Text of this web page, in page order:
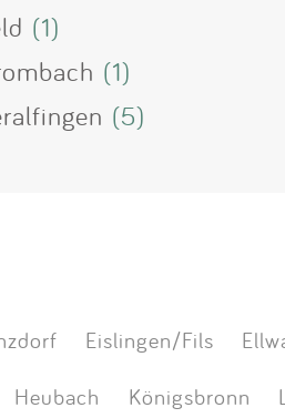
(1)
(1)
(5)
Eislingen/Fils
Heubach Königsbronn